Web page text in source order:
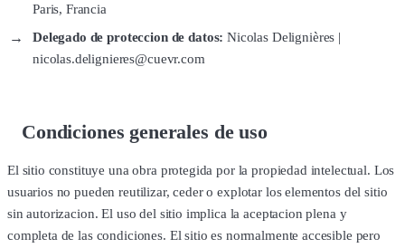
Paris, Francia
Delegado de proteccion de datos:Nicolas Delignières |
nicolas.delignieres@cuevr.com
Condiciones generales de uso
El sitio constituye una obra protegida por la propiedad intelectual. Los
usuarios no pueden reutilizar, ceder o explotar los elementos del sitio
sin autorizacion. El uso del sitio implica la aceptacion plena y
completa de las condiciones. El sitio es normalmente accesible pero